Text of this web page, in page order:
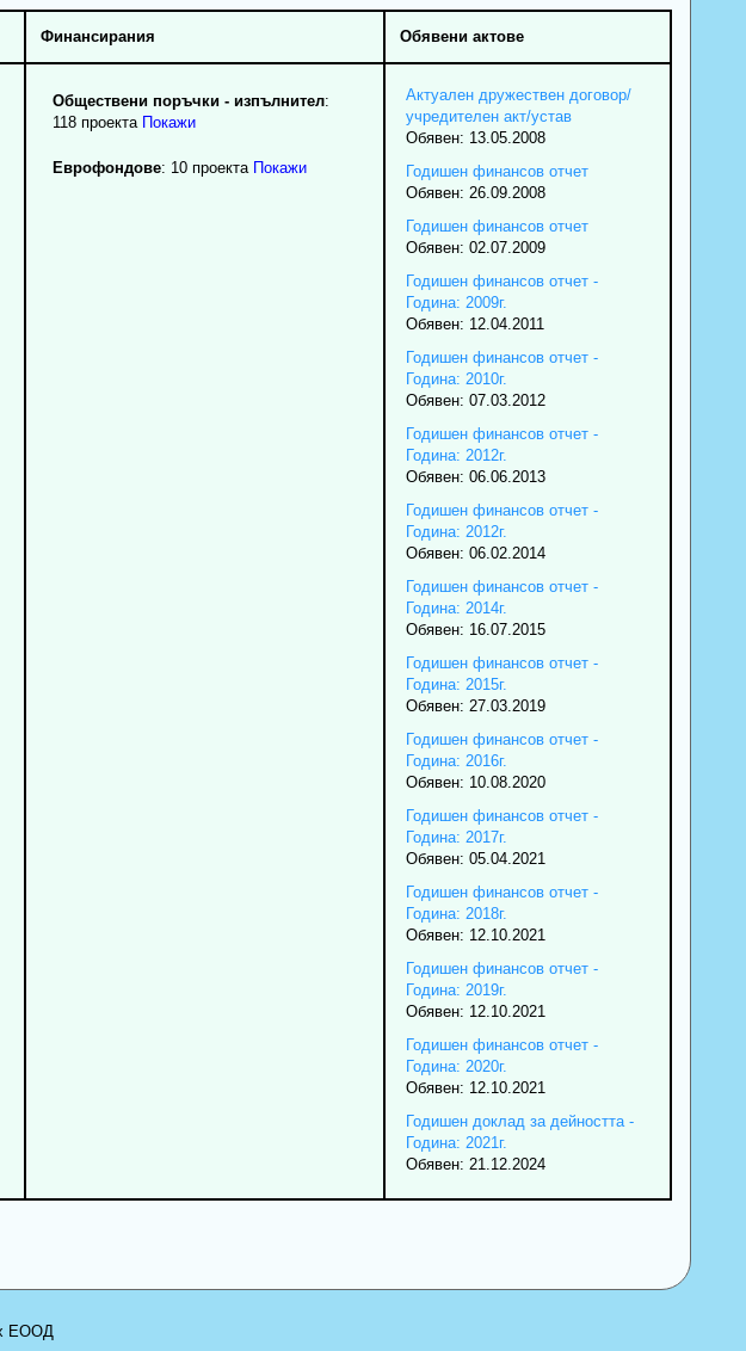
Финансирания Обявени актове
Обществени поръчки - изпълнител:
118 проекта Покажи
Еврофондове: 10 проекта Покажи
Актуален дружествен договор/
учредителен акт/устав
Обявен: 13.05.2008
Годишен финансов отчет
Обявен: 26.09.2008
Годишен финансов отчет
Обявен: 02.07.2009
Годишен финансов отчет -
Година: 2009г.
Обявен: 12.04.2011
Годишен финансов отчет -
Година: 2010г.
Обявен: 07.03.2012
Годишен финансов отчет -
Година: 2012г.
Обявен: 06.06.2013
Годишен финансов отчет -
Година: 2012г.
Обявен: 06.02.2014
Годишен финансов отчет -
Година: 2014г.
Обявен: 16.07.2015
Годишен финансов отчет -
Година: 2015г.
Обявен: 27.03.2019
Годишен финансов отчет -
Година: 2016г.
Обявен: 10.08.2020
Годишен финансов отчет -
Година: 2017г.
Обявен: 05.04.2021
Годишен финансов отчет -
Година: 2018г.
Обявен: 12.10.2021
Годишен финансов отчет -
Година: 2019г.
Обявен: 12.10.2021
Годишен финансов отчет -
Година: 2020г.
Обявен: 12.10.2021
Годишен доклад за дейността -
Година: 2021г.
Обявен: 21.12.2024
ЕООД